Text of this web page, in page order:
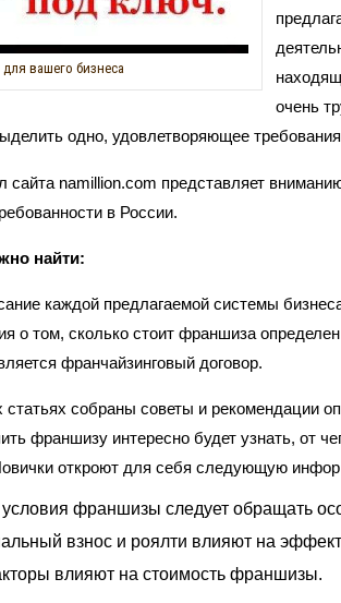
вашего бизнеса
очень
одно, удовлетворяющее
сайта namillion.com представляет
в России.
найти:
каждой предлагаемой системы
о том, сколько стоит франшиза
франчайзинговый договор.
статьях собраны советы и рекомендации
франшизу интересно будет узнать, от
откроют для себя следующую
условия франшизы следует обращать
взнос и роялти влияют на
влияют на стоимость франшизы.